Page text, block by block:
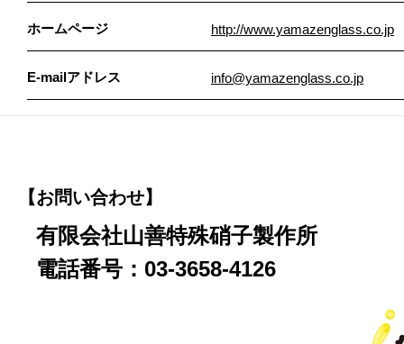
ホームページ http://www.yamazenglass.co.jp
E-mailアドレス info@yamazenglass.co.jp
【お問い合わせ】
有限会社山善特殊硝子製作所
電話番号：03-3658-4126